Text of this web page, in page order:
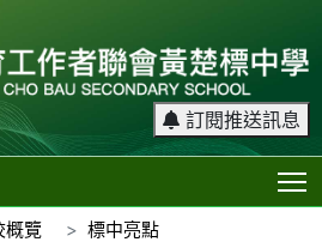
訂閱推送訊息
概覽 標中亮點